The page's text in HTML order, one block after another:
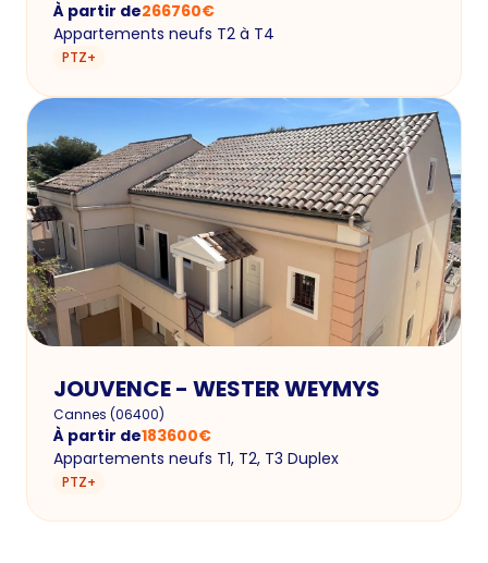
À partir de266760€
Appartements neufs T2 à T4
PTZ+
JOUVENCE - WESTER WEYMYS
Cannes (06400)
À partir de183600€
Appartements neufs T1, T2, T3 Duplex
PTZ+